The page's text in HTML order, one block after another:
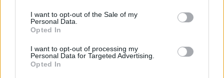
I want to opt-out of the Sale of my
Personal Data.
Opted In
I want to opt-out of processing my
Personal Data for Targeted Advertising.
Opted In